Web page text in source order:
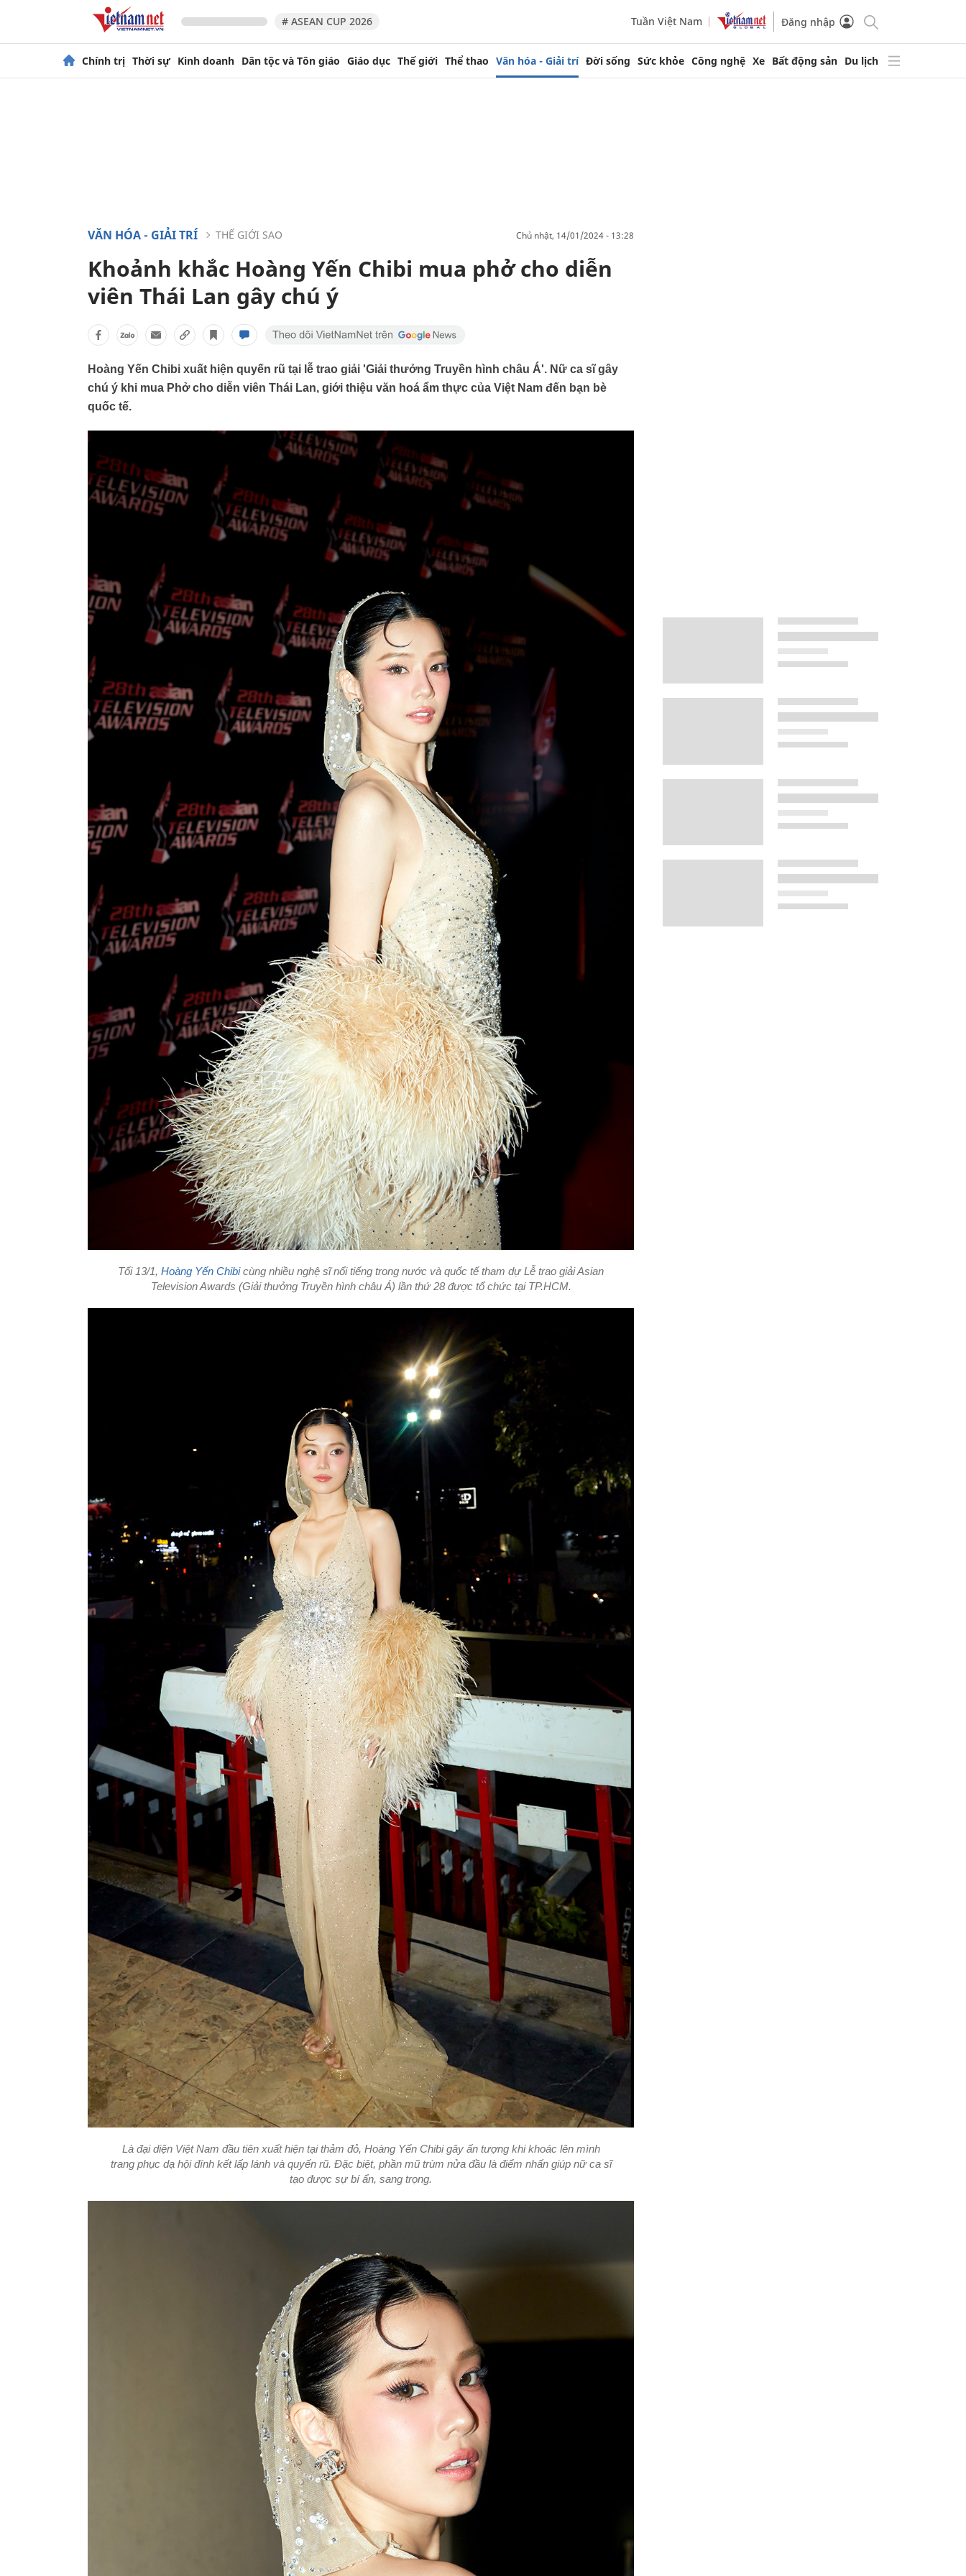
# ASEAN CUP 2026 Tuần Việt Nam Đăng nhập
Chính trị Thời sự Kinh doanh Dân tộc và Tôn giáo Giáo dục Thế giới Thể thao Văn hóa - Giải trí Đời sống Sức khỏe Công nghệ Xe Bất động sản Du lịch
VĂN HÓA - GIẢI TRÍ THẾ GIỚI SAO chủ nhật, 14/01/2024 - 13:28
Khoảnh khắc Hoàng Yến Chibi mua phở cho diễn
viên Thái Lan gây chú ý
Hoàng Yến Chibi xuất hiện quyến rũ tại lễ trao giải 'Giải thưởng Truyền hình châu Á'. Nữ ca sĩ gây
chú ý khi mua Phở cho diễn viên Thái Lan, giới thiệu văn hoá ẩm thực của Việt Nam đến bạn bè
quốc tế.
Tối 13/1, Hoàng Yến Chibicùng nhiều nghệ sĩ nổi tiếng trong nước và quốc tế tham dự Lễ trao giải Asian
Television Awards (Giải thưởng Truyền hình châu Á) lần thứ 28 được tổ chức tại TP.HCM.
Là đại diện Việt Nam đầu tiên xuất hiện tại thảm đỏ, Hoàng Yến Chibi gây ấn tượng khi khoác lên mình
trang phục dạ hội đính kết lấp lánh và quyến rũ. Đặc biệt, phần mũ trùm nửa đầu là điểm nhấn giúp nữ ca sĩ
tạo được sự bí ẩn, sang trọng.